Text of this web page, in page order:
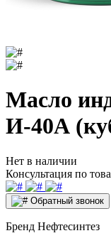
Масло
И-40А
Нет в наличии
Консультация по
Обратный звонок
Бренд Нефтесинтез